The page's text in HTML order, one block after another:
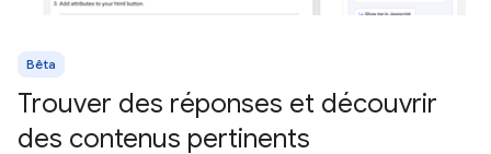
Bêta
Trouver des réponses et découvrir
des contenus pertinents